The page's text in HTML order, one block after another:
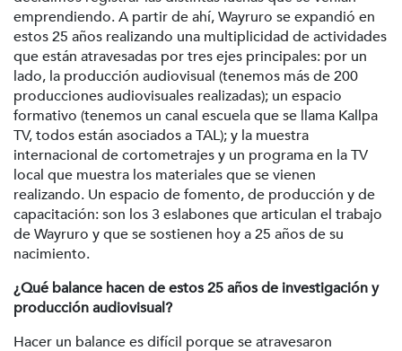
emprendiendo. A partir de ahí, Wayruro se expandió en
estos 25 años realizando una multiplicidad de actividades
que están atravesadas por tres ejes principales: por un
lado, la producción audiovisual (tenemos más de 200
producciones audiovisuales realizadas); un espacio
formativo (tenemos un canal escuela que se llama Kallpa
TV, todos están asociados a TAL); y la muestra
internacional de cortometrajes y un programa en la TV
local que muestra los materiales que se vienen
realizando. Un espacio de fomento, de producción y de
capacitación: son los 3 eslabones que articulan el trabajo
de Wayruro y que se sostienen hoy a 25 años de su
nacimiento.
¿Qué balance hacen de estos 25 años de investigación y
producción audiovisual?
Hacer un balance es difícil porque se atravesaron